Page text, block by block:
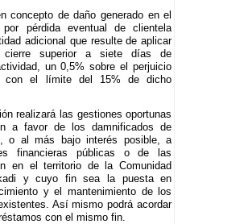
concepto de daño generado en el
pérdida eventual de clientela
adicional que resulte de aplicar
superior a siete días de
un 0,5% sobre el perjuicio
con el límite del 15% de dicho
realizará las gestiones oportunas
a favor de los damnificados de
o al más bajo interés posible, a
financieras públicas o de las
en el territorio de la Comunidad
y cuyo fin sea la puesta en
y el mantenimiento de los
Así mismo podrá acordar
con el mismo fin.